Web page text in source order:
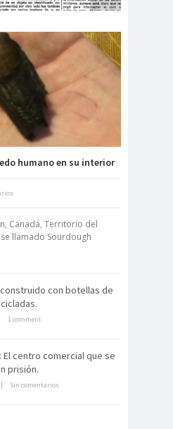
del siglo XIX
en el comercio
humano en su interior
Canadá, Territorio del
llamado Sourdough
con botellas de
1 comment
El centro comercial que se
prisión.
| Sin comentarios